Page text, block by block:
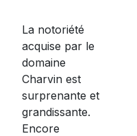
La notoriété
acquise par le
domaine
Charvin est
surprenante et
grandissante.
Encore